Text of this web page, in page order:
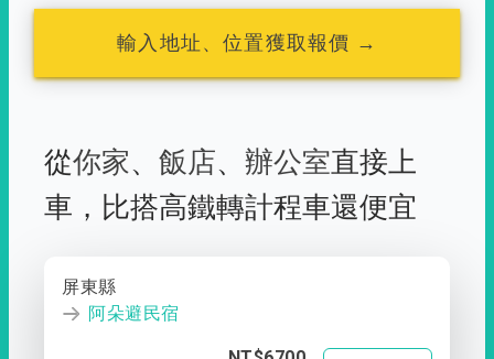
輸入地址、位置獲取報價 →
從你家、 飯店、 辦公室直接上
車， 比搭高鐵轉計程車還便宜
屏東縣
阿朵避民宿